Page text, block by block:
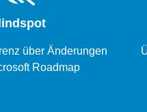
über Änderungen
Roadmap